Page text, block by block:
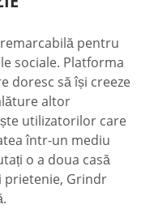
pentru
sociale. Platforma
doresc să își creeze
altor
utilizatorilor care
într-un mediu
o a doua casă
prietenie, Grindr